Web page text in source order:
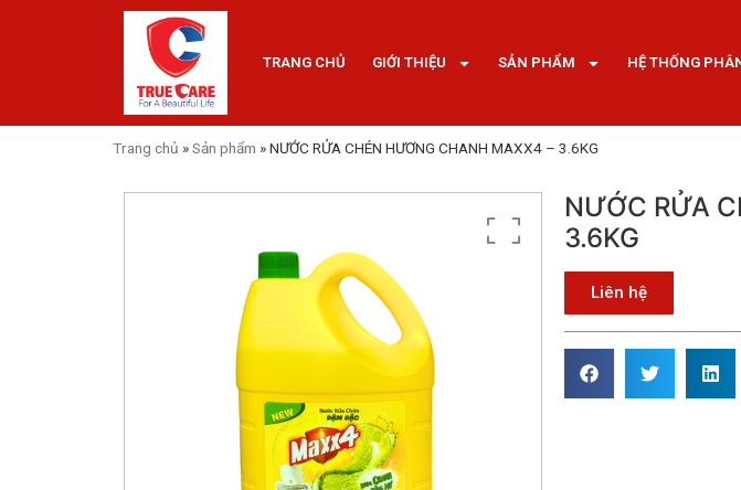
TRANG CHỦ GIỚI THIỆU SẢN PHẨM HỆ THỐNG
Trang chủ »Sản phẩm »NƯỚC RỬA CHÉN HƯƠNG CHANH MAXX4 – 3.6KG
NƯỚC RỬA
3.6KG
Liên hệ